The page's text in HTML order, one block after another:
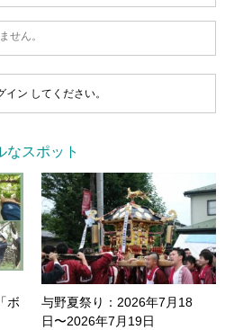
せん。
イン してください。
なスポット
ボ
与野夏祭り：2026年7月18
日〜2026年7月19日